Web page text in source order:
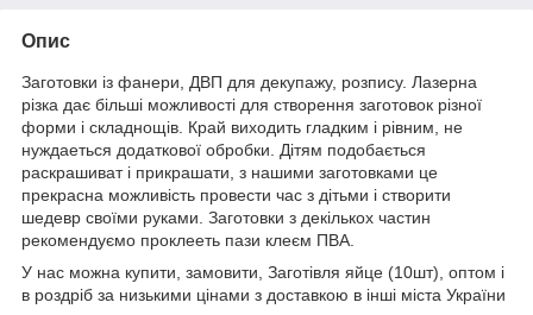
Опис
Заготовки із фанери, ДВП для декупажу, розпису. Лазерна
різка дає більші можливості для створення заготовок різної
форми і складнощів. Край виходить гладким і рівним, не
нуждаеться додаткової обробки. Дітям подобається
раскрашиват і прикрашати, з нашими заготовками це
прекрасна можливість провести час з дітьми і створити
шедевр своїми руками. Заготовки з декількох частин
рекомендуємо проклееть пази клеєм ПВА.
У нас можна купити, замовити, Заготівля яйце (10шт), оптом і
в роздріб за низькими цінами з доставкою в інші міста України